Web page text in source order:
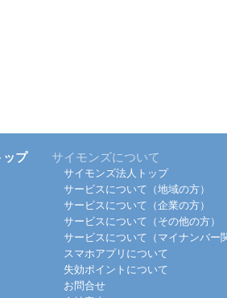
ップ サイモンズについて
サイモンズ法人トップ
サービスについて（地域の方）
サービスについて（企業の方）
サービスについて（その他の方）
サービスについて（マイナンバー
スマホアプリについて
失効ポイントについて
お問合せ